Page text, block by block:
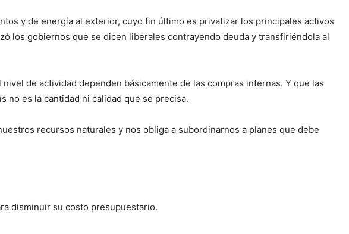
y de energía al exterior, cuyo fin último es privatizar los principales activos
los gobiernos que se dicen liberales contrayendo deuda y transfiriéndola al
de actividad dependen básicamente de las compras internas. Y que las
no es la cantidad ni calidad que se precisa.
recursos naturales y nos obliga a subordinarnos a planes que debe
disminuir su costo presupuestario.